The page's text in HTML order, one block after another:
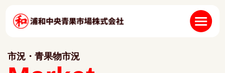
市況・青果物市況